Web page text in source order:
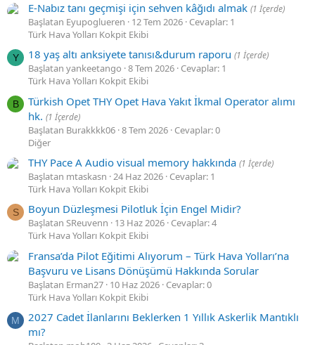
E-Nabız tanı geçmişi için sehven kâğıdı almak (1 İçerde)
Başlatan Eyupoglueren 12 Tem 2026 Cevaplar: 1
Türk Hava Yolları Kokpit Ekibi
Y 18 yaş altı anksiyete tanısı&durum raporu (1 İçerde)
Başlatan yankeetango 8 Tem 2026 Cevaplar: 1
Türk Hava Yolları Kokpit Ekibi
B
Türkish Opet THY Opet Hava Yakıt İkmal Operator alımı
hk. (1 İçerde)
Başlatan Burakkkk06 8 Tem 2026 Cevaplar: 0
Diğer
THY Pace A Audio visual memory hakkında (1 İçerde)
Başlatan mtaskasn 24 Haz 2026 Cevaplar: 1
Türk Hava Yolları Kokpit Ekibi
S Boyun Düzleşmesi Pilotluk İçin Engel Midir?
Başlatan SReuvenn 13 Haz 2026 Cevaplar: 4
Türk Hava Yolları Kokpit Ekibi
Fransa’da Pilot Eğitimi Alıyorum – Türk Hava Yolları’na
Başvuru ve Lisans Dönüşümü Hakkında Sorular
Başlatan Erman27 10 Haz 2026 Cevaplar: 0
Türk Hava Yolları Kokpit Ekibi
M
2027 Cadet İlanlarını Beklerken 1 Yıllık Askerlik Mantıklı
mı?